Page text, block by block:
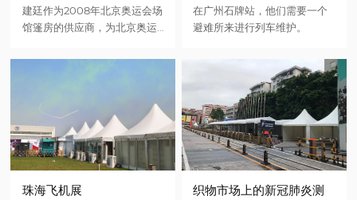
建廷作为2008年北京奥运会场
馆篷房的供应商，为北京奥运
全篷房
在广州石牌站，他们需要一个
避难所来进行列车维护。
珠海飞机展
织物市场上的新冠肺炎测